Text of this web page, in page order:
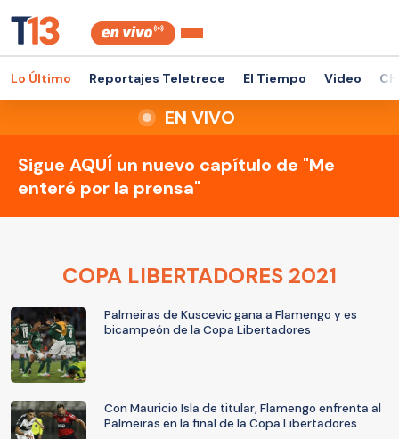
Lo Último Reportajes Teletrece El Tiempo Video
EN VIVO
Sigue AQUÍ un nuevo capítulo de "Me
enteré por la prensa"
COPA LIBERTADORES 2021
Palmeiras de Kuscevic gana a Flamengo y es
bicampeón de la Copa Libertadores
Con Mauricio Isla de titular, Flamengo enfrenta al
Palmeiras en la final de la Copa Libertadores